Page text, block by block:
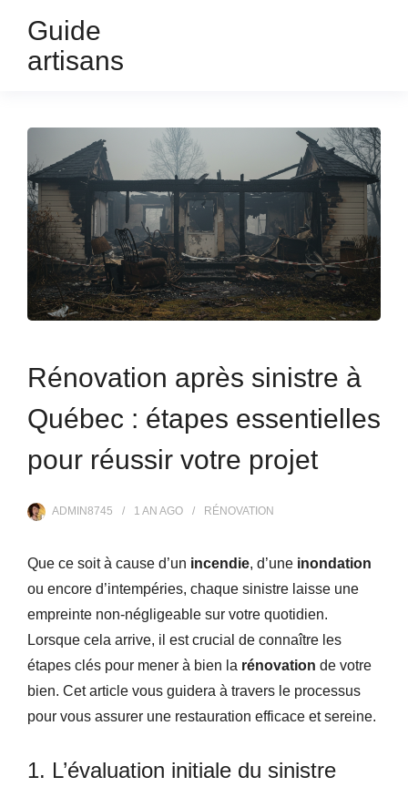
Guide
artisans
Rénovation après sinistre à
Québec : étapes essentielles
pour réussir votre projet
ADMIN8745 1 AN AGO RÉNOVATION
Que ce soit à cause d’un incendie, d’une inondation
ou encore d’intempéries, chaque sinistre laisse une
empreinte non-négligeable sur votre quotidien.
Lorsque cela arrive, il est crucial de connaître les
étapes clés pour mener à bien la rénovation de votre
bien. Cet article vous guidera à travers le processus
pour vous assurer une restauration efficace et sereine.
1. L’évaluation initiale du sinistre